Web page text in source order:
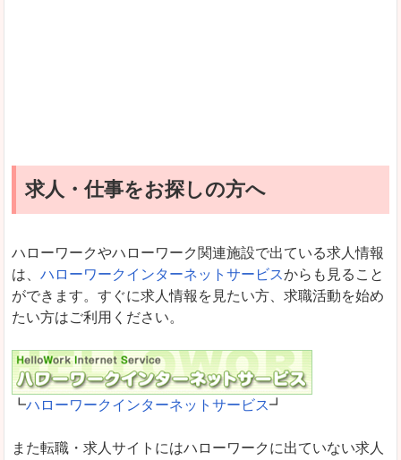
求人・仕事をお探しの方へ
ハローワークやハローワーク関連施設で出ている求人情報
は、 ハローワークインターネットサービスからも見ること
ができます。すぐに求人情報を見たい方、求職活動を始め
たい方はご利用ください。
┗ハローワークインターネットサービス┛
また転職・求人サイトにはハローワークに出ていない求人